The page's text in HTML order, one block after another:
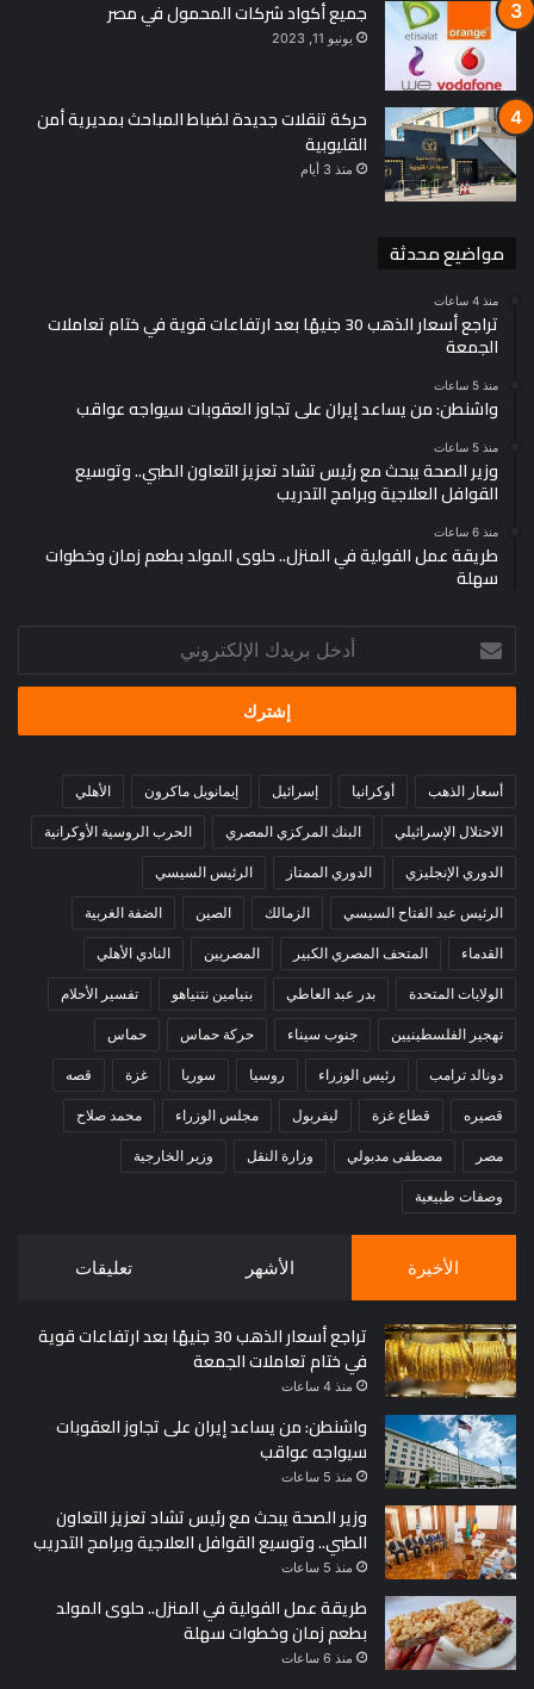
جميع أكواد شركات المحمول في مصر
يونيو 11, 2023
حركة تنقلات جديدة لضباط المباحث بمديرية أمن
القليوبية
منذ 3 أيام
مواضيع محدثة
منذ 4 ساعات
تراجع أسعار الذهب 30 جنيهًا بعد ارتفاعات قوية في ختام تعاملات
الجمعة
منذ 5 ساعات
واشنطن: من يساعد إيران على تجاوز العقوبات سيواجه عواقب
منذ 5 ساعات
وزير الصحة يبحث مع رئيس تشاد تعزيز التعاون الطبي.. وتوسيع
القوافل العلاجية وبرامج التدريب
منذ 6 ساعات
طريقة عمل الفولية في المنزل.. حلوى المولد بطعم زمان وخطوات
سهلة
بريدك
الإلكتروني
أسعار الذهب أوكرانيا إسرائيل إيمانويل ماكرون الأهلي
الاحتلال الإسرائيلي البنك المركزي المصري الحرب الروسية الأوكرانية
الدوري الإنجليزي الدوري الممتاز الرئيس السيسي
الرئيس عبد الفتاح السيسي الزمالك الصين الضفة الغربية
القدماء المتحف المصري الكبير المصريين النادي الأهلي
الولايات المتحدة بدر عبد العاطي بنيامين نتنياهو تفسير الأحلام
تهجير الفلسطينيين جنوب سيناء حركة حماس حماس
دونالد ترامب رئيس الوزراء روسيا سوريا غزة قصه
قصيره قطاع غزة ليفربول مجلس الوزراء محمد صلاح
مصر مصطفى مدبولي وزارة النقل وزير الخارجية
وصفات طبيعية
الأخيرة الأشهر تعليقات
تراجع أسعار الذهب 30 جنيهًا بعد ارتفاعات قوية
في ختام تعاملات الجمعة
منذ 4 ساعات
واشنطن: من يساعد إيران على تجاوز العقوبات
سيواجه عواقب
منذ 5 ساعات
وزير الصحة يبحث مع رئيس تشاد تعزيز التعاون
الطبي.. وتوسيع القوافل العلاجية وبرامج التدريب
منذ 5 ساعات
طريقة عمل الفولية في المنزل.. حلوى المولد
بطعم زمان وخطوات سهلة
منذ 6 ساعات